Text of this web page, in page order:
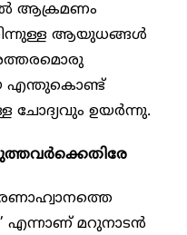
ആക്രമണം
ആയുധങ്ങൾ
എന്തുകൊണ്ട്
ചോദ്യവും ഉയർന്നു.
എന്നാണ് മറുനാടൻ